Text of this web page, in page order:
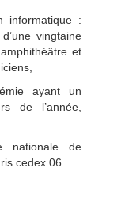
informatique :
vingtaine
et
ayant un
de l’année,
nationale de
cedex 06